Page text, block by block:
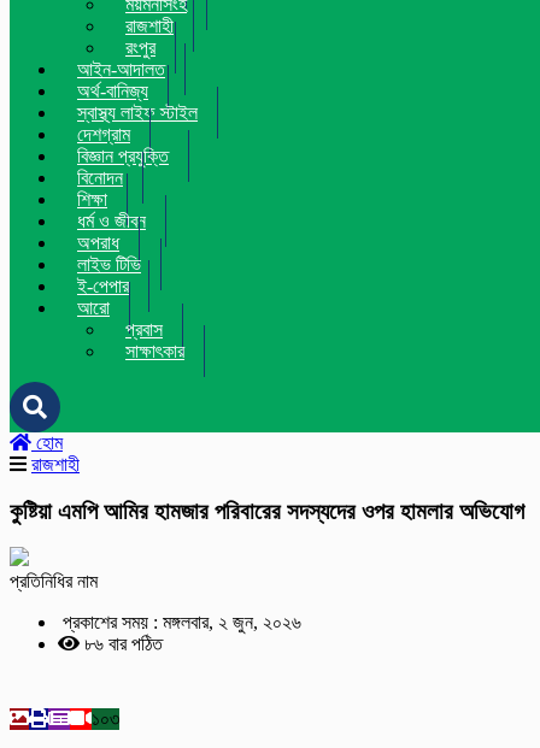
রাজশাহী
রংপুর
আইন-আদালত
অর্থ-বানিজ্য
স্বাস্থ্য লাইফ স্টাইল
দেশগ্রাম
বিজ্ঞান প্রযুক্তি
বিনোদন
শিক্ষা
ধর্ম ও জীবন
অপরাধ
লাইভ টিভি
ই-পেপার
আরো
প্রবাস
সাক্ষাৎকার
হোম
রাজশাহী
কুষ্টিয়া এমপি আমির হামজার পরিবারের সদস্যদের ওপর হামলার অভিযোগ
প্রতিনিধির নাম
প্রকাশের সময় : মঙ্গলবার, ২ জুন, ২০২৬
৮৬ বার পঠিত
১০৩